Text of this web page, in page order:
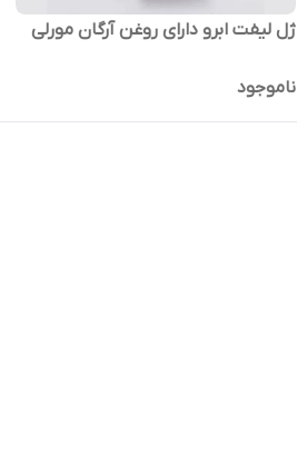
ژل لیفت ابرو دارای روغن آرگان مورلی
ناموجود